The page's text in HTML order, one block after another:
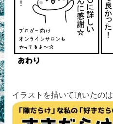
イラストを描いて頂いたのは